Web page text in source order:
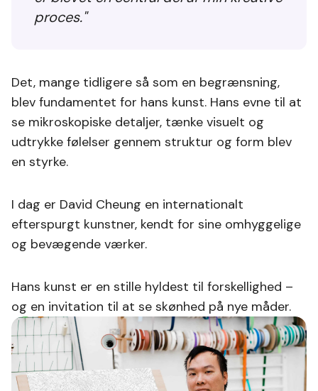
proces."
Det, mange tidligere så som en begrænsning,
blev fundamentet for hans kunst. Hans evne til at
se mikroskopiske detaljer, tænke visuelt og
udtrykke følelser gennem struktur og form blev
en styrke.
I dag er David Cheung en internationalt
efterspurgt kunstner, kendt for sine omhyggelige
og bevægende værker.
Hans kunst er en stille hyldest til forskellighed –
og en invitation til at se skønhed på nye måder.